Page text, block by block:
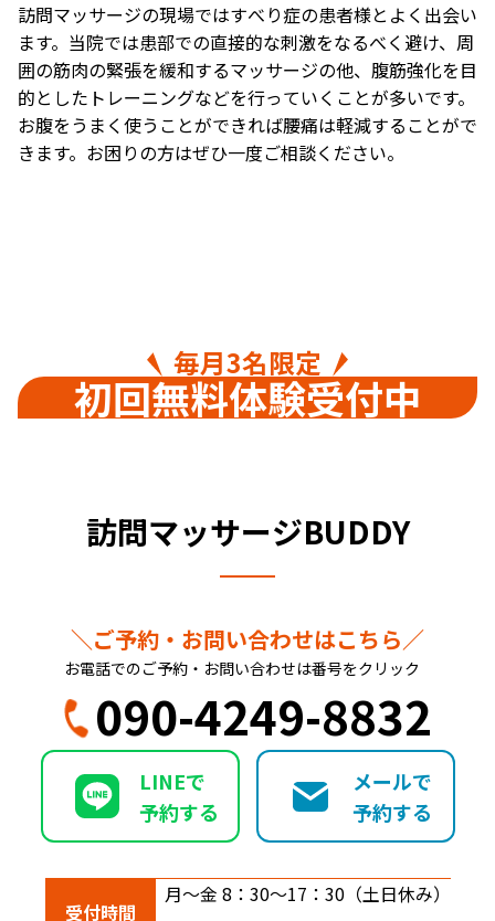
訪問マッサージの現場ではすべり症の患者様とよく出会い
ます。当院では患部での直接的な刺激をなるべく避け、周
囲の筋肉の緊張を緩和するマッサージの他、腹筋強化を目
的としたトレーニングなどを行っていくことが多いです。
お腹をうまく使うことができれば腰痛は軽減することがで
きます。お困りの方はぜひ一度ご相談ください。
毎月3名限定
初回無料体験受付中
訪問マッサージBUDDY
＼ご予約・お問い合わせはこちら／
お電話でのご予約・お問い合わせは番号をクリック
090-4249-8832
LINEで
予約する
メールで
予約する
受付時間
月～金 8：30～17：30（土日休み）